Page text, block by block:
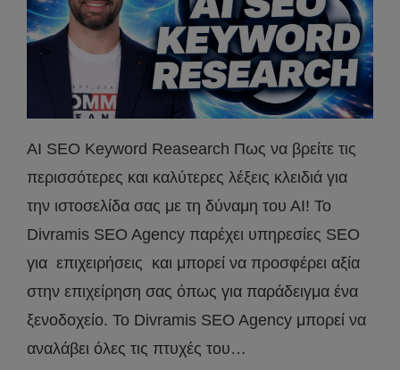
AI SEO Keyword Reasearch Πως να βρείτε τις
περισσότερες και καλύτερες λέξεις κλειδιά για
την ιστοσελίδα σας με τη δύναμη του ΑΙ! Το
Divramis SEO Agency παρέχει υπηρεσίες SEO
για επιχειρήσεις και μπορεί να προσφέρει αξία
στην επιχείρηση σας όπως για παράδειγμα ένα
ξενοδοχείο. Το Divramis SEO Agency μπορεί να
αναλάβει όλες τις πτυχές του…